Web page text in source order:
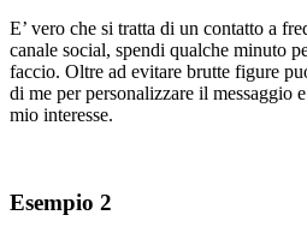
E’ vero che si tratta di un contatto a
canale social, spendi qualche minuto
faccio. Oltre ad evitare brutte figure
di me per personalizzare il messaggio
mio interesse.
Esempio 2